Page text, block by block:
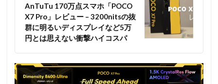
AnTuTu 170万点スマホ「POCO
X7 Pro」レビュー – 3200nitsの抜
群に明るいディスプレイなど5万
円とは思えない衝撃ハイコスパ